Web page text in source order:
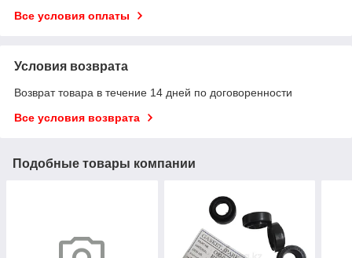
Все условия оплаты
Условия возврата
Возврат товара в течение 14 дней по договоренности
Все условия возврата
Подобные товары компании